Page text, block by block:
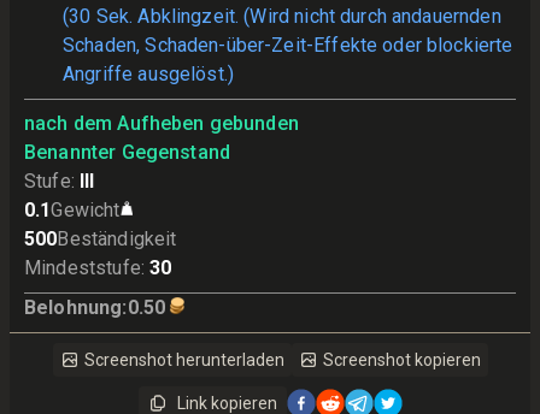
(30 Sek. Abklingzeit. (Wird nicht durch andauernden
Schaden, Schaden-über-Zeit-Effekte oder blockierte
Angriffe ausgelöst.)
nach dem Aufheben gebunden
Benannter Gegenstand
Stufe: III
0.1Gewicht
500Beständigkeit
Mindeststufe: 30
Belohnung:0.50
Screenshot herunterladen Screenshot kopieren
Link kopieren